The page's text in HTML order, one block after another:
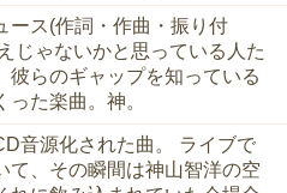
ース(作詞・作曲・振り付
じゃないかと思っている人た
彼らのギャップを知っている
た楽曲。神。
音源化された曲。 ライブで
て、その瞬間は神山智洋の空